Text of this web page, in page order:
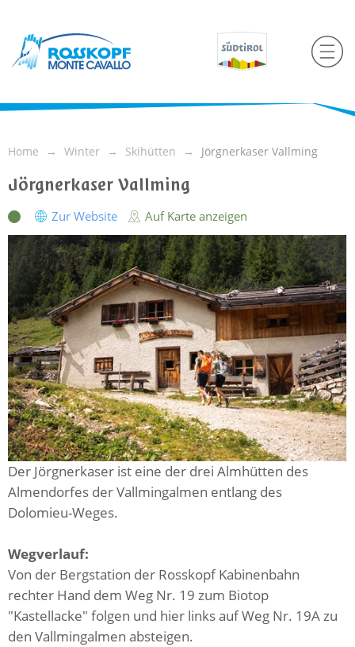
Home Winter Skihütten Jörgnerkaser Vallming
Jörgnerkaser Vallming
Zur Website Auf Karte anzeigen
Der Jörgnerkaser ist eine der drei Almhütten des
Almendorfes der Vallmingalmen entlang des
Dolomieu-Weges.
Wegverlauf:
Von der Bergstation der Rosskopf Kabinenbahn
rechter Hand dem Weg Nr. 19 zum Biotop
"Kastellacke" folgen und hier links auf Weg Nr. 19A zu
den Vallmingalmen absteigen.